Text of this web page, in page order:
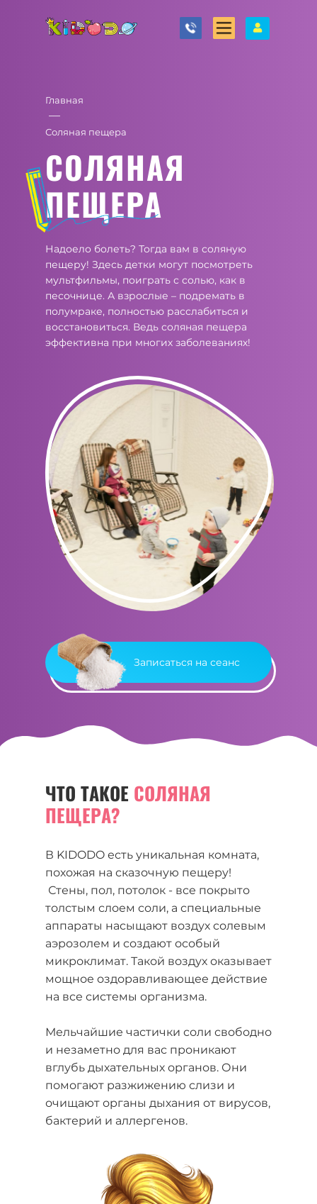
СОЛЯНАЯ
ПЕЩЕРА
Записаться на сеанс
Надоело болеть? Тогда вам в соляную
пещеру! Здесь детки могут посмотреть
мультфильмы, поиграть с солью, как в
песочнице. А взрослые – подремать в
полумраке, полностью расслабиться и
восстановиться. Ведь соляная пещера
эффективна при многих заболеваниях!
Главная
—
Соляная пещера
ЧТО ТАКОЕ СОЛЯНАЯ
ПЕЩЕРА?
В KIDODO есть уникальная комната,
похожая на сказочную пещеру!
Стены, пол, потолок - все покрыто
толстым слоем соли, а специальные
аппараты насыщают воздух солевым
аэрозолем и создают особый
микроклимат. Такой воздух оказывает
мощное оздоравливающее действие
на все системы организма.
Мельчайшие частички соли свободно
и незаметно для вас проникают
вглубь дыхательных органов. Они
помогают разжижению слизи и
очищают органы дыхания от вирусов,
бактерий и аллергенов.